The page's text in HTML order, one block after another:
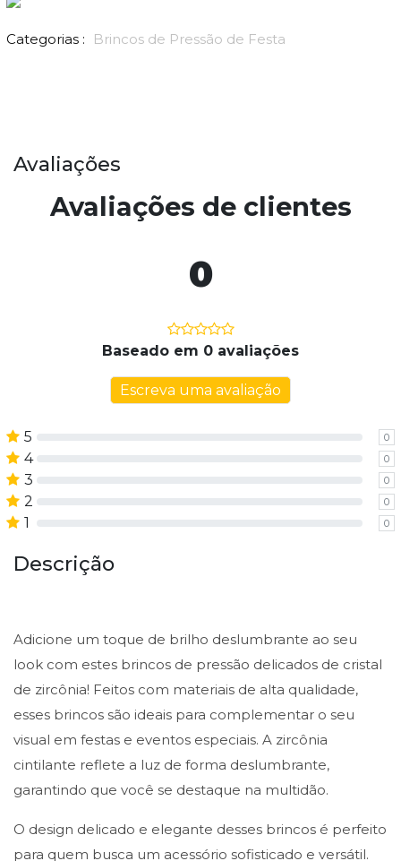
Categorias : Brincos de Pressão de Festa
Avaliações
Avaliações de clientes
0
Baseado em 0 avaliações
Escreva uma avaliação
5 0
4 0
3 0
2 0
1 0
Descrição
Adicione um toque de brilho deslumbrante ao seu
look com estes brincos de pressão delicados de cristal
de zircônia! Feitos com materiais de alta qualidade,
esses brincos são ideais para complementar o seu
visual em festas e eventos especiais. A zircônia
cintilante reflete a luz de forma deslumbrante,
garantindo que você se destaque na multidão.
O design delicado e elegante desses brincos é perfeito
para quem busca um acessório sofisticado e versátil.